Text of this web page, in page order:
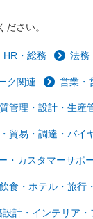
さい。
HR・総務 法務
ク関連 営業・
管理・設計・生産
貿易・調達・バイ
・カスタマーサポ
飲食・ホテル・旅行
設計・インテリア